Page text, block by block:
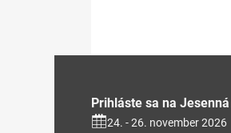
Prihláste sa na
24. - 26. november 2026